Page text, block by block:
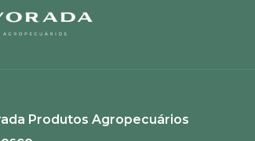
uma avaliação
ENVIAR AVALIAÇÃO
Produtos Agropecuários